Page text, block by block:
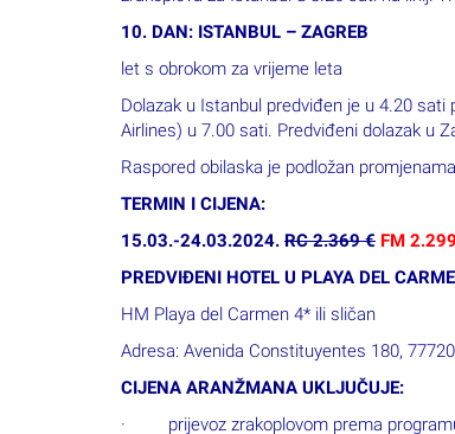
Dolazak u Istanbul predviđen je u 4.20 sati
Raspored obilaska je podložan
TERMIN I CIJENA:
15.03.-24.03.2024. RC 2.369 € FM
PREDVIĐENI HOTEL U PLAYA DEL
HM Playa del Carmen 4* ili sličan
Adresa: Avenida Constituyentes 180,
CIJENA ARANŽMANA UKLJUČUJE:
· prijevoz zrakoplovom prema programu
· pristojbe zračnih luka
· smještaj u hotelu 4* u Playa del